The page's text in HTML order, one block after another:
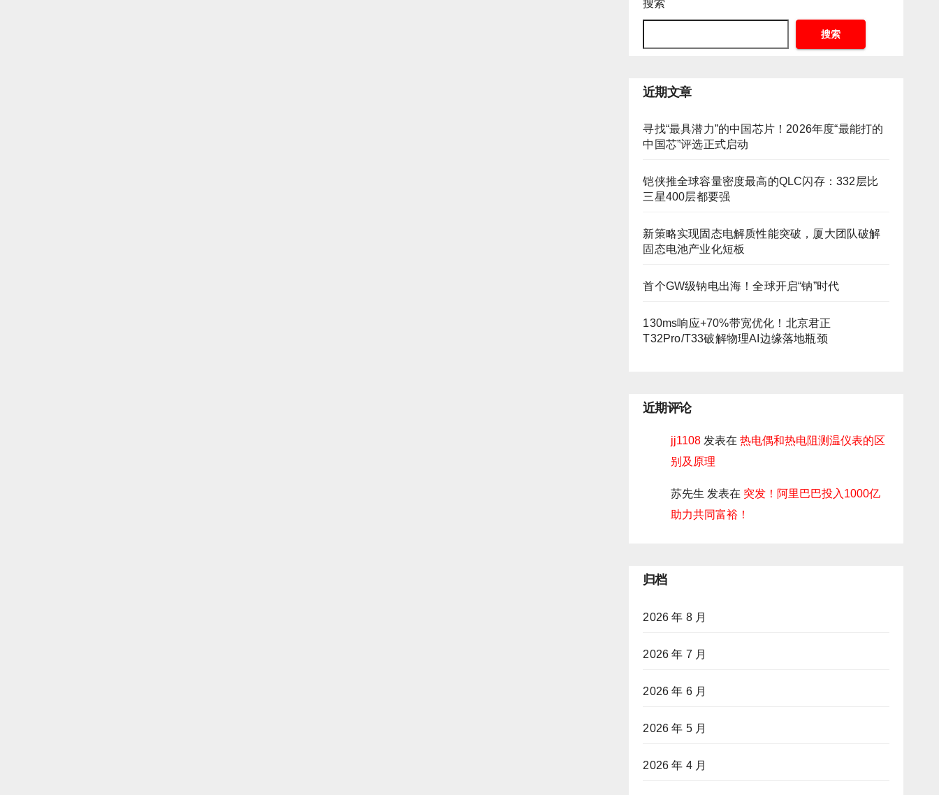
搜索
搜索
近期文章
寻找“最具潜力”的中国芯片！2026年度“最能打的
中国芯”评选正式启动
铠侠推全球容量密度最高的QLC闪存：332层比
三星400层都要强
新策略实现固态电解质性能突破，厦大团队破解
固态电池产业化短板
首个GW级钠电出海！全球开启“钠”时代
130ms响应+70%带宽优化！北京君正
T32Pro/T33破解物理AI边缘落地瓶颈
近期评论
jj1108 发表在热电偶和热电阻测温仪表的区
别及原理
苏先生 发表在 突发！阿里巴巴投入1000亿
助力共同富裕！
归档
2026 年 8 月
2026 年 7 月
2026 年 6 月
2026 年 5 月
2026 年 4 月